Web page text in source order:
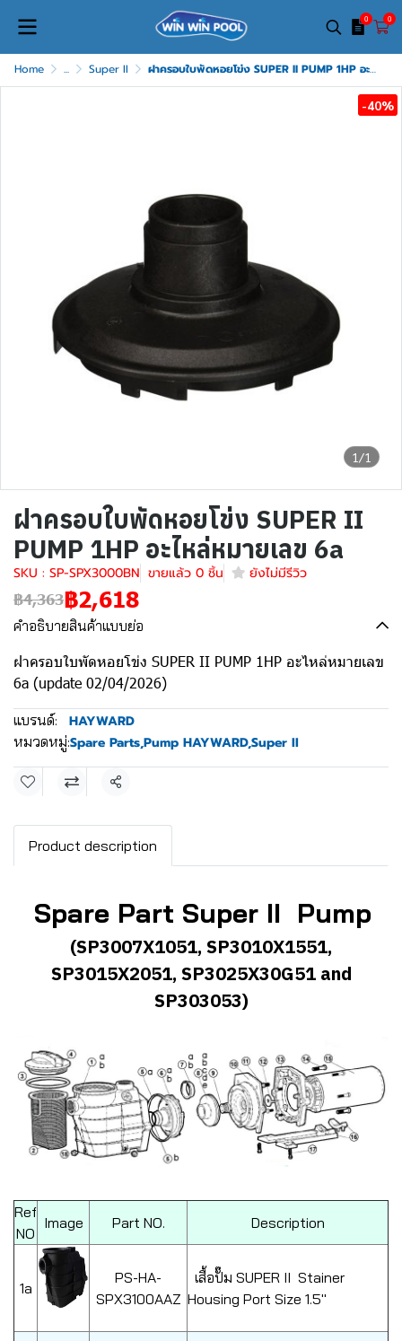
0 0
Home ... Super II ฝาครอบใบพัดหอยโข่ง SUPER II PUMP 1HP อะไหล่หมายเลข 6a
1/1
-40%
ฝาครอบใบพัดหอยโข่ง SUPER II
PUMP 1HP อะไหล่หมายเลข 6a
SKU : SP-SPX3000BN ขายแล้ว 0 ชิ้น ยังไม่มีรีวิว
฿4,363฿2,618
คำอธิบายสินค้าแบบย่อ
ฝาครอบใบพัดหอยโข่ง SUPER II PUMP 1HP อะไหล่หมายเลข
6a (update 02/04/2026)
แบรนด์: HAYWARD
หมวดหมู่:Spare Parts,Pump HAYWARD,Super II
แชร์
Product description
Spare Part Super II Pump
(SP3007X1051, SP3010X1551,
SP3015X2051, SP3025X30G51 and
SP303053)
Ref
NO
Image Part NO. Description
1a
PS-HA-
SPX3100AAZ
เสื้อปั๊ม SUPER II Stainer
Housing Port Size 1.5"